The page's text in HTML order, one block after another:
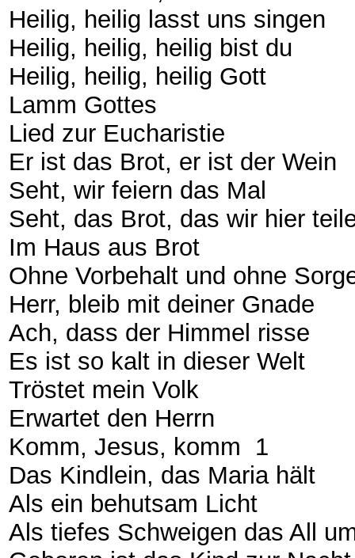
Heilig, heilig lasst uns singen
Heilig, heilig, heilig bist du
Heilig, heilig, heilig Gott
Lamm Gottes
Lied zur Eucharistie
Er ist das Brot, er ist der Wein
Seht, wir feiern das Mal
Seht, das Brot, das wir hier
Im Haus aus Brot
Ohne Vorbehalt und ohne
Herr, bleib mit deiner Gnade
Ach, dass der Himmel risse
Es ist so kalt in dieser Welt
Tröstet mein Volk
Erwartet den Herrn
Komm, Jesus, komm 1
Das Kindlein, das Maria hält
Als ein behutsam Licht
Als tiefes Schweigen das All